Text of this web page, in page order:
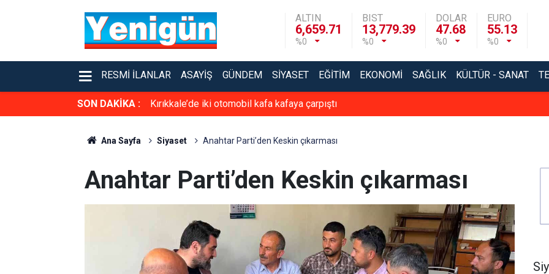
ALTIN
6,659.71
%0
BIST
13,779.39
%0
DOLAR
47.68
%0
EURO
55.13
%0
RESMI İLANLAR ASAYIŞ GÜNDEM SIYASET EĞITIM EKONOMI SAĞLIK KÜLTÜR - SANAT
SON DAKİKA : Kırıkkale’de iki otomobil kafa kafaya çarpıştı
Ana Sayfa Siyaset Anahtar Parti’den Keskin çıkarması
Anahtar Parti’den Keskin çıkarması